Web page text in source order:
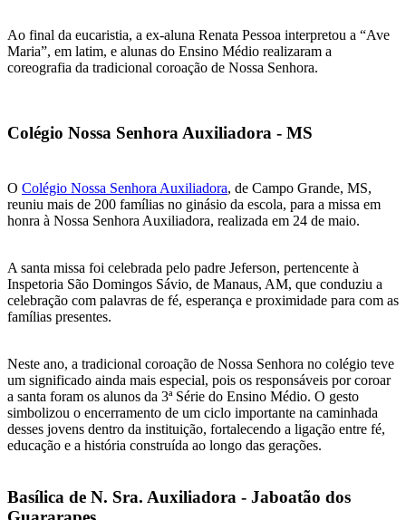
Ao final da eucaristia, a ex-aluna Renata Pessoa interpretou a “Ave
Maria”, em latim, e alunas do Ensino Médio realizaram a
coreografia da tradicional coroação de Nossa Senhora.
Colégio Nossa Senhora Auxiliadora - MS
O Colégio Nossa Senhora Auxiliadora, de Campo Grande, MS,
reuniu mais de 200 famílias no ginásio da escola, para a missa em
honra à Nossa Senhora Auxiliadora, realizada em 24 de maio.
A santa missa foi celebrada pelo padre Jeferson, pertencente à
Inspetoria São Domingos Sávio, de Manaus, AM, que conduziu a
celebração com palavras de fé, esperança e proximidade para com as
famílias presentes.
Neste ano, a tradicional coroação de Nossa Senhora no colégio teve
um significado ainda mais especial, pois os responsáveis por coroar
a santa foram os alunos da 3ª Série do Ensino Médio. O gesto
simbolizou o encerramento de um ciclo importante na caminhada
desses jovens dentro da instituição, fortalecendo a ligação entre fé,
educação e a história construída ao longo das gerações.
Basílica de N. Sra. Auxiliadora - Jaboatão dos